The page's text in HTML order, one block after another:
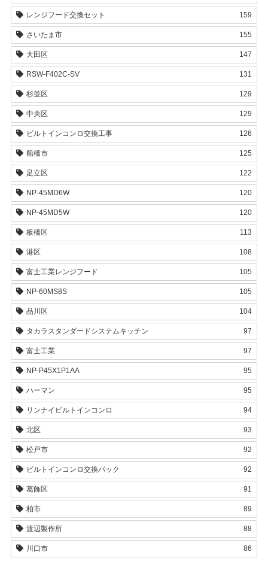
レンジフード交換セット 159
さいたま市 155
大田区 147
RSW-F402C-SV 131
杉並区 129
中央区 129
ビルトインコンロ交換工事 126
船橋市 125
足立区 122
NP-45MD6W 120
NP-45MD5W 120
板橋区 113
港区 108
富士工業レンジフード 105
NP-60MS8S 105
品川区 104
タカラスタンダードシステムキッチン 97
富士工業 97
NP-P45X1P1AA 95
ハーマン 95
リンナイビルトインコンロ 94
北区 93
松戸市 92
ビルトインコンロ交換パック 92
葛飾区 91
柏市 89
渡辺製作所 88
川口市 86